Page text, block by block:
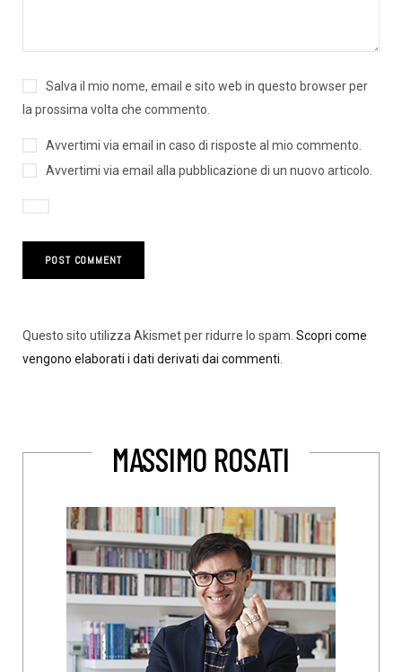
Salva il mio nome, email e sito web in questo browser per
la prossima volta che commento.
Avvertimi via email in caso di risposte al mio commento.
Avvertimi via email alla pubblicazione di un nuovo articolo.
Questo sito utilizza Akismet per ridurre lo spam. Scopri come
vengono elaborati i dati derivati dai commenti
MASSIMO ROSATI